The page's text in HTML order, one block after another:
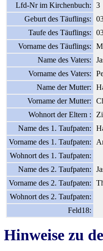
Lfd-Nr im Kirchenbuch:
3
Geburt des Täuflings:
Taufe des Täuflings:
Vorname des Täuflings:
Name des Vaters:
Vorname des Vaters:
Name der Mutter:
Vorname der Mutter:
Wohnort der Eltern :
Name des 1. Taufpaten:
Vorname des 1. Taufpaten:
Wohnort des 1. Taufpaten:
Name des 2. Taufpaten:
Vorname des 2. Taufpaten:
Wohnort des 2. Taufpaten:
Feld18:
Hinweise zu